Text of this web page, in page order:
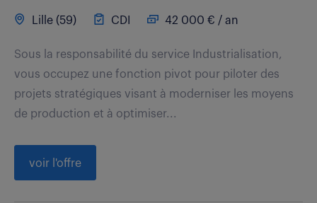
Lille (59) CDI 42 000 € / an
Sous la responsabilité du service Industrialisation,
vous occupez une fonction pivot pour piloter des
projets stratégiques visant à moderniser les moyens
de production et à optimiser...
voir l'offre